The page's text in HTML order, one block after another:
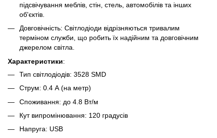
підсвічування меблів, стін, стель, автомобілів та інших
об'єктів.
Довговічність: Світлодіоди відрізняються тривалим
терміном служби, що робить їх надійним та довговічним
джерелом світла.
Характеристики:
Тип світлодіодів: 3528 SMD
Струм: 0.4 А (на метр)
Споживання: до 4.8 Вт/м
Кут випромінювання: 120 градусів
Напруга: USB